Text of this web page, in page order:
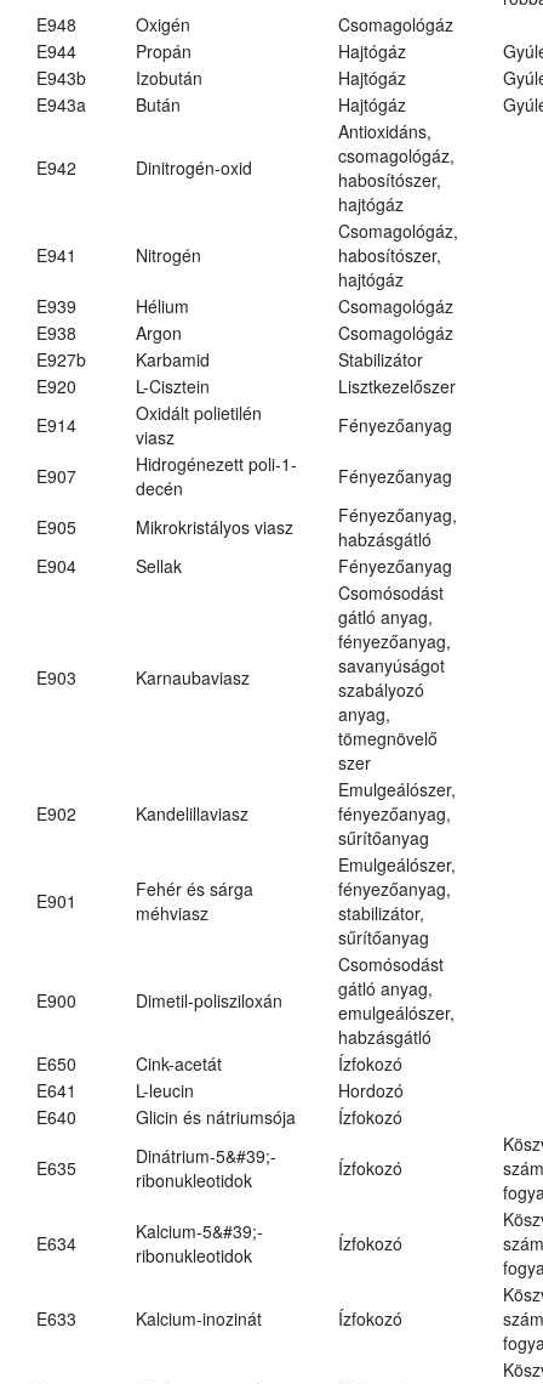
E948
Oxigén
Csomagológáz
E944
Propán Hajtógáz
E943b
Izobután Hajtógáz
E943a
Bután Hajtógáz
E942 Dinitrogén-oxid
Antioxidáns,
csomagológáz,
habosítószer,
hajtógáz
E941 Nitrogén
Csomagológáz,
habosítószer,
hajtógáz
E939
Hélium
Csomagológáz
E938
Argon
Csomagológáz
E927b
Karbamid
Stabilizátor
E920
L-Cisztein
Lisztkezelőszer
E914
Oxidált polietilén
viasz
Fényezőanyag
E907
Hidrogénezett poli-1-
decén
Fényezőanyag
E905 Mikrokristályos viasz
Fényezőanyag,
habzásgátló
E904
Sellak Fényezőanyag
E903 Karnaubaviasz
Csomósodást
gátló anyag,
fényezőanyag,
savanyúságot
szabályozó
anyag,
tömegnövelő
szer
E902 Kandelillaviasz
Emulgeálószer,
fényezőanyag,
sűrítőanyag
E901
Fehér és sárga
méhviasz
Emulgeálószer,
fényezőanyag,
stabilizátor,
sűrítőanyag
E900 Dimetil-polisziloxán
Csomósodást
gátló anyag,
emulgeálószer,
habzásgátló
E650
Cink-acetát
Ízfokozó
E641
L-leucin
Hordozó
E640
Glicin és nátriumsója Ízfokozó
E635
Dinátrium-5&#39;-
ribonukleotidok
Ízfokozó
E634
Kalcium-5&#39;-
ribonukleotidok
Ízfokozó
E633 Kalcium-inozinát Ízfokozó